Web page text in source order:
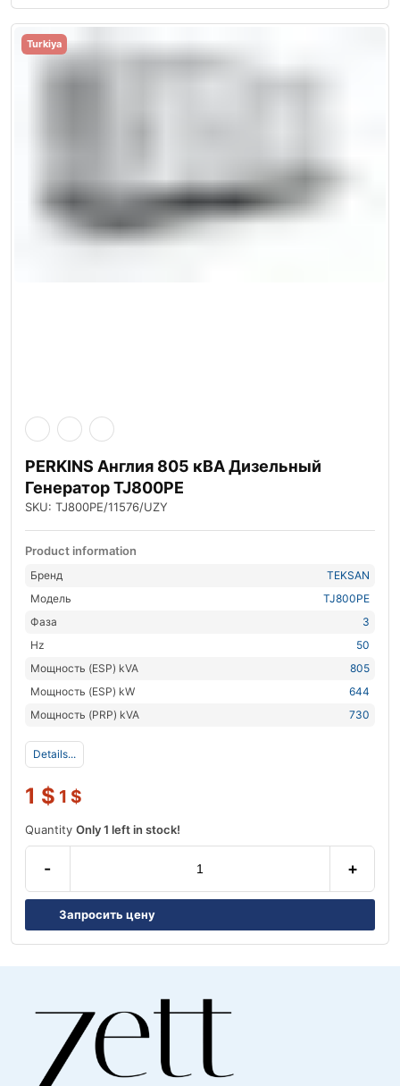
Turkiya
PERKINS Англия 805 кВА Дизельный
Генератор TJ800PE
SKU: TJ800PE/11576/UZY
Product information
Бренд
TEKSAN
Модель
TJ800PE
Фаза
3
Hz
50
Мощность (ESP) kVA
805
Мощность (ESP) kW
644
Мощность (PRP) kVA
730
Details...
1 $ 1 $
Quantity Only 1 left in stock!
- +
Запросить цену